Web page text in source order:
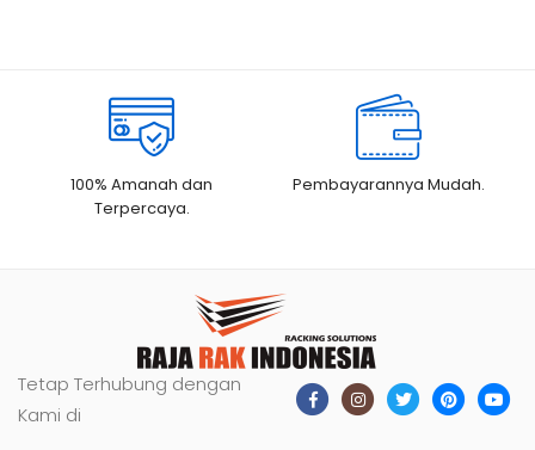
100% Amanah dan
Terpercaya.
Pembayarannya Mudah.
Tetap Terhubung dengan
Kami di